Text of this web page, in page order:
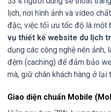
lịch, nơi hình ảnh và video
đặc, việc tối ưu tốc độ là một
vụ thiết kế website du lịch
dụng các công nghệ nén ảnh,
đệm (caching) để đảm bảo
mà, giữ chân khách hàng ở lại
Giao diện chuẩn Mobile